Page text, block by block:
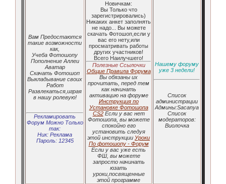
Вам Предостаются
такие возможности
как,
Учеба Фотошопу
Пополнение Аллеи
Аватар
Скачать Фотошоп
Выкладывание своих
Работ
Развлекаться,играя
в нашу ролевую!
Рекламировать
Форум Можно Только
так:
Ник: Реклама
Пароль: 12345
Новичкам:
Вы Только что
зарегистрировались)
Никаких анкет заполнять
не надо... Вы можете
скачать Фотошоп,если у
вас его нету,или
просматривать работы
других участников!
Всего Наилучшего!
Полезные Ссылочки
Общие Правила Форума
Вы обязаны их
прочитать, перед тем
как начинать
активацию на форуме
Инструкция по
Установке Фотошопа
CS2Если у вас нет
Фотошопа, вы можете
спокойно его
установить следуя
этой инструкции Уроки
По фотошопу - Форум
Если у вас уже есть
ФШ, вы можете
запросто начинать
юзать
уроки,посвященные
этой программе
Нашему форуму
уже 3 недели!
Список
администрации
Админы:Sacanya
Список
модераторов:
Виолочка